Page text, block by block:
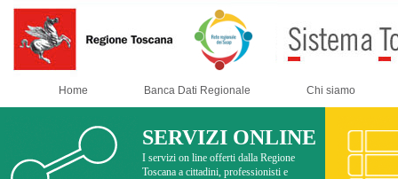
Home Banca Dati Regionale Chi siamo
SERVIZI ONLINE
I servizi on line offerti dalla Regione
Toscana a cittadini, professionisti e